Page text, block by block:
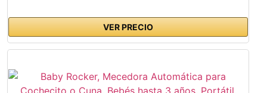
VER PRECIO